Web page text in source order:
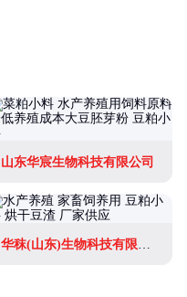
山东华宸生物科技有限公司
华秣(山东)生物科技有限公司